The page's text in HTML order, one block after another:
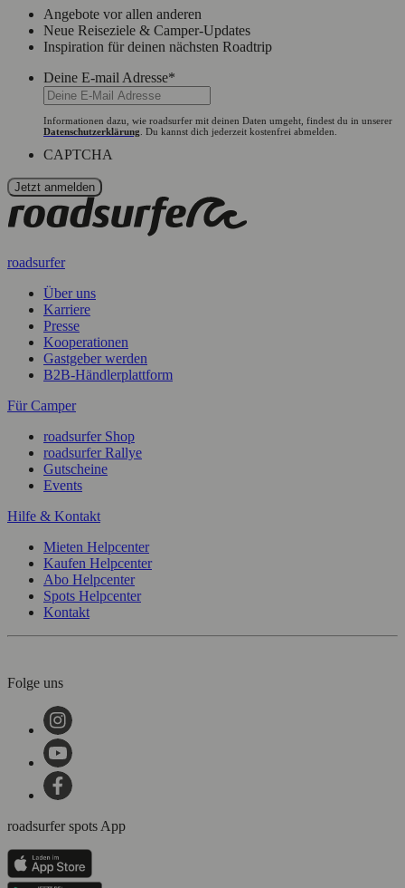
Angebote vor allen anderen
Neue Reiseziele & Camper-Updates
Inspiration für deinen nächsten Roadtrip
Deine E-mail Adresse*
Informationen dazu, wie roadsurfer mit deinen Daten umgeht, findest du in unserer
Datenschutzerklärung . Du kannst dich jederzeit kostenfrei abmelden.
CAPTCHA
roadsurfer
Über uns
Karriere
Presse
Kooperationen
Gastgeber werden
B2B-Händlerplattform
Für Camper
roadsurfer Shop
roadsurfer Rallye
Gutscheine
Events
Hilfe & Kontakt
Mieten Helpcenter
Kaufen Helpcenter
Abo Helpcenter
Spots Helpcenter
Kontakt
Folge uns
roadsurfer spots App